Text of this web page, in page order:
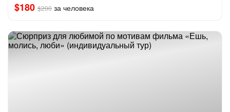
$180 $200 за человека